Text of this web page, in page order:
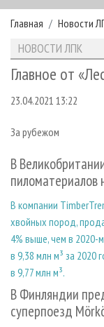
РУБРИКИ И ТЕМЫ
РУБРИКИ
ЛЕСНОЕ
ЛЕСОПИЛЕНИЕ
ЦБП
ИНСТРУМЕНТ
НОВОСТИ
КАЛЕНДАРЬ
НОВОСТИ ЛПК
НОВОСТИ
НОВОСТИ
ПРОЕКТЫ ЛПИ
АНАЛИТИКА
ПРЕДПРИЯТИЯ
ЛЕСНЫЕ
МОБИЛЬНЫЕ
RUSSIAN
ГАЗЕТА
БИБЛИОТЕКА
АРХИВ
АРХИВ
СТАТЬИ
О ЖУРНАЛЕ
ПОДПИСКА
РЕКЛАМОДАТЕЛЯМ
РЕКЛАМА НА
Главная Новости
НОВОСТИ ЛПК
Главное от
23.04.2021 13:22
За рубежом
В
пиломатериалов
В компании
хвойных пород,
4% выше, чем в
в 9,38 млн м³ за 2020
в 9,77 млн м³.
В Финляндии
суперпоезд